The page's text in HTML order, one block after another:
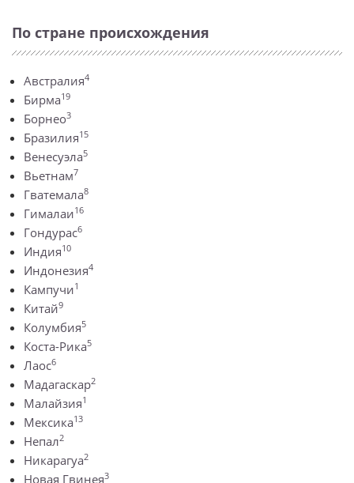
По стране происхождения
Австралия4
Бирма19
Борнео3
Бразилия15
Венесуэла5
Вьетнам7
Гватемала8
Гималаи16
Гондурас6
Индия10
Индонезия4
Кампучи1
Китай9
Колумбия5
Коста-Рика5
Лаос6
Мадагаскар2
Малайзия1
Мексика13
Непал2
Никарагуа2
Новая Гвинея3